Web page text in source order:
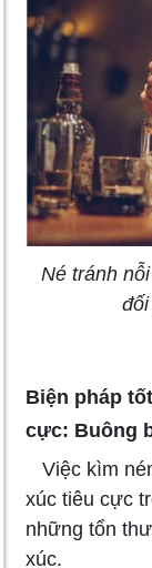
Né tránh
Biện pháp
cực: Buông
Việc kìm
xúc tiêu cực
những tổn
xúc.